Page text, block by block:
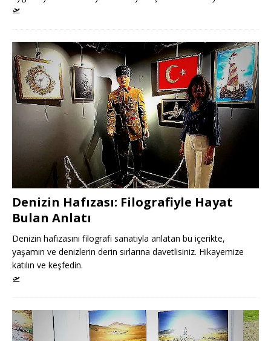
🛫
Denizin Hafızası: Filografiyle Hayat
Bulan Anlatı
Denizin hafızasını filografi sanatıyla anlatan bu içerikte,
yaşamın ve denizlerin derin sırlarına davetlisiniz. Hikayemize
katılın ve keşfedin.
🛫